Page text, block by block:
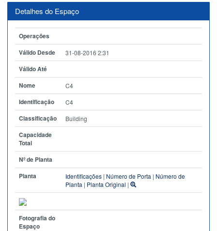
Detalhes do Espaço
Operações
Válido Desde
31-08-2016 2:31
Válido Até
Nome
C4
Identificação C4
Classificação Building
Capacidade
Total
Nº de Planta
Planta
Identificações | Número de Porta | Número de
Planta | Planta Original |
Fotografia do
Espaço